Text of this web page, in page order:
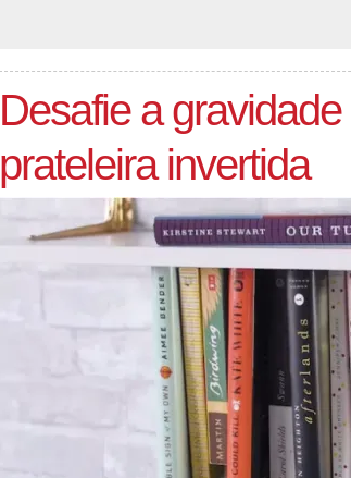
Desafie a
prateleira invertida